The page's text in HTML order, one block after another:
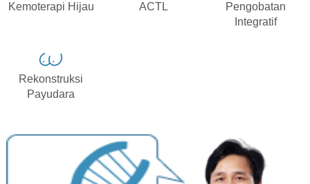
Kemoterapi Hijau ACTL
Pengobatan
Integratif
Rekonstruksi
Payudara